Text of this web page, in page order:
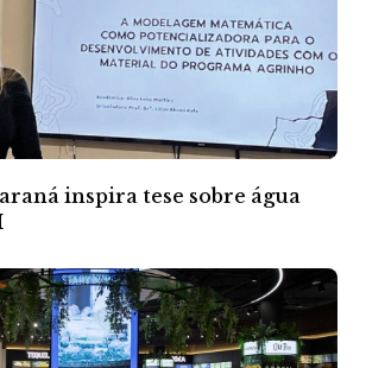
inspira tese sobre água